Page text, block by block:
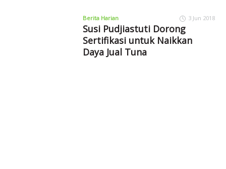
Berita Harian 3 Jun 2018
Susi Pudjiastuti Dorong
Sertifikasi untuk Naikkan
Daya Jual Tuna